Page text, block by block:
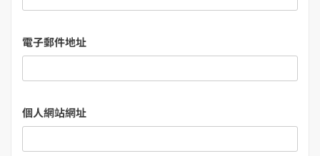
電子郵件地址
個人網站網址